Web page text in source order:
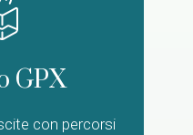
GPX
con percorsi